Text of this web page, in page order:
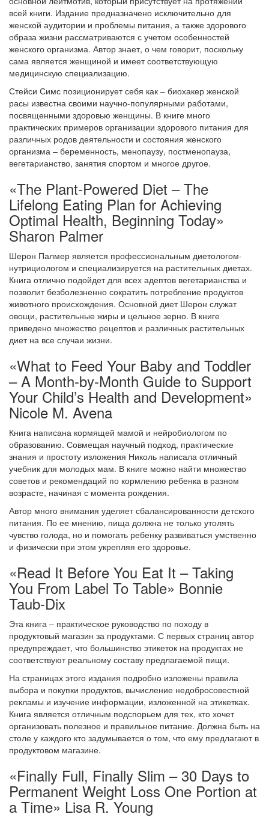
всей книги. Издание предназначено исключительно для
женской аудитории и проблемы питания, а также здорового
образа жизни рассматриваются с учетом особенностей
женского организма. Автор знает, о чем говорит, поскольку
сама является женщиной и имеет соответствующую
медицинскую специализацию.
Стейси Симс позиционирует себя как – биохакер женской
расы известна своими научно-популярными работами,
посвященными здоровью женщины. В книге много
практических примеров организации здорового питания для
различных родов деятельности и состояния женского
организма – беременность, менопаузу, постменопауза,
вегетарианство, занятия спортом и многое другое.
«The Plant-Powered Diet – The
Lifelong Eating Plan for Achieving
Optimal Health, Beginning Today»
Sharon Palmer
Шерон Палмер является профессиональным диетологом-
нутрициологом и специализируется на растительных диетах.
Книга отлично подойдет для всех адептов вегетарианства и
позволит безболезненно сократить потребление продуктов
животного происхождения. Основной диет Шерон служат
овощи, растительные жиры и цельное зерно. В книге
приведено множество рецептов и различных растительных
диет на все случаи жизни.
«What to Feed Your Baby and Toddler
– A Month-by-Month Guide to Support
Your Child’s Health and Development»
Nicole M. Avena
Книга написана кормящей мамой и нейробиологом по
образованию. Совмещая научный подход, практические
знания и простоту изложения Николь написала отличный
учебник для молодых мам. В книге можно найти множество
советов и рекомендаций по кормлению ребенка в разном
возрасте, начиная с момента рождения.
Автор много внимания уделяет сбалансированности детского
питания. По ее мнению, пища должна не только утолять
чувство голода, но и помогать ребенку развиваться умственно
и физически при этом укрепляя его здоровье.
«Read It Before You Eat It – Taking
You From Label To Table» Bonnie
Taub-Dix
Эта книга – практическое руководство по походу в
продуктовый магазин за продуктами. С первых страниц автор
предупреждает, что большинство этикеток на продуктах не
соответствуют реальному составу предлагаемой пищи.
На страницах этого издания подробно изложены правила
выбора и покупки продуктов, вычисление недобросовестной
рекламы и изучение информации, изложенной на этикетках.
Книга является отличным подспорьем для тех, кто хочет
организовать полезное и правильное питание. Должна быть на
столе у каждого кто задумывается о том, что ему предлагают в
продуктовом магазине.
«Finally Full, Finally Slim – 30 Days to
Permanent Weight Loss One Portion at
a Time» Lisa R. Young